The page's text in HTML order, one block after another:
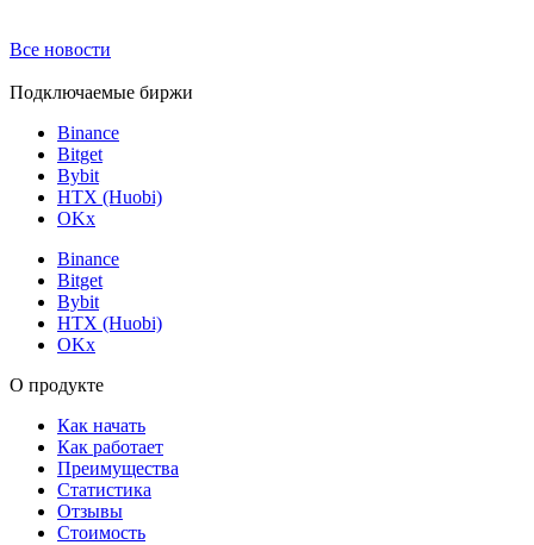
Все новости
Подключаемые биржи
Binance
Bitget
Bybit
HTX (Huobi)
OKx
Binance
Bitget
Bybit
HTX (Huobi)
OKx
О продукте
Как начать
Как работает
Преимущества
Статистика
Отзывы
Стоимость